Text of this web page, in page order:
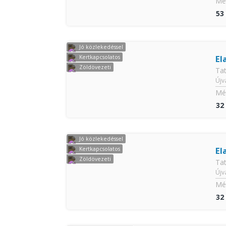
53
Jó közlekedéssel
Kertkapcsolatos
Zöldövezeti
32
Jó közlekedéssel
Kertkapcsolatos
Zöldövezeti
32